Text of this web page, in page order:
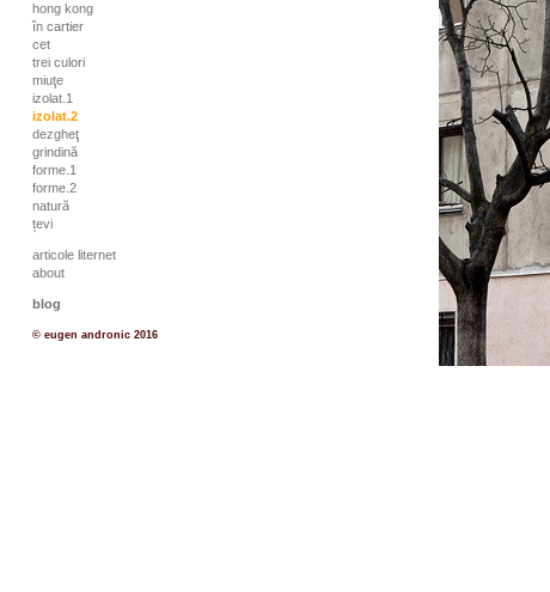
hong kong
în cartier
cet
trei culori
miuţe
izolat.1
izolat.2
dezgheţ
grindină
forme.1
forme.2
natură
țevi
articole liternet
about
blog
© eugen andronic 2016